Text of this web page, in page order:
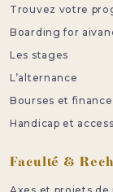
Trouvez votre
Boarding for
Les stages
L’alternance
Bourses et
Handicap et
Faculté &